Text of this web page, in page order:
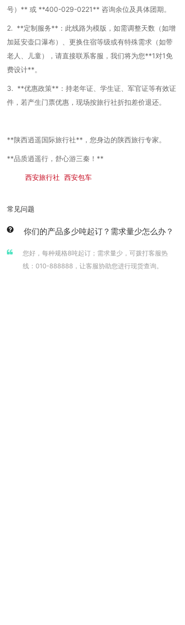
号）** 或 **400-029-0221** 咨询余位及具体团期。
2. **定制服务**：此线路为模版，如需调整天数（如增
加延安壶口瀑布）、更换住宿等级或有特殊需求（如带
老人、儿童），请直接联系客服，我们将为您**1对1免
费设计**。
3. **优惠政策**：持老年证、学生证、军官证等有效证
件，若产生门票优惠，现场按旅行社折扣差价退还。
**陕西逍遥国际旅行社**，您身边的陕西旅行专家。
**品质逍遥行，舒心游三秦！**
西安旅行社 西安包车
常见问题
你们的产品多少吨起订？需求量少怎么办？
您好，每种规格8吨起订；需求量少，可拨打客服热
线：010-888888，让客服协助您进行现货查询。